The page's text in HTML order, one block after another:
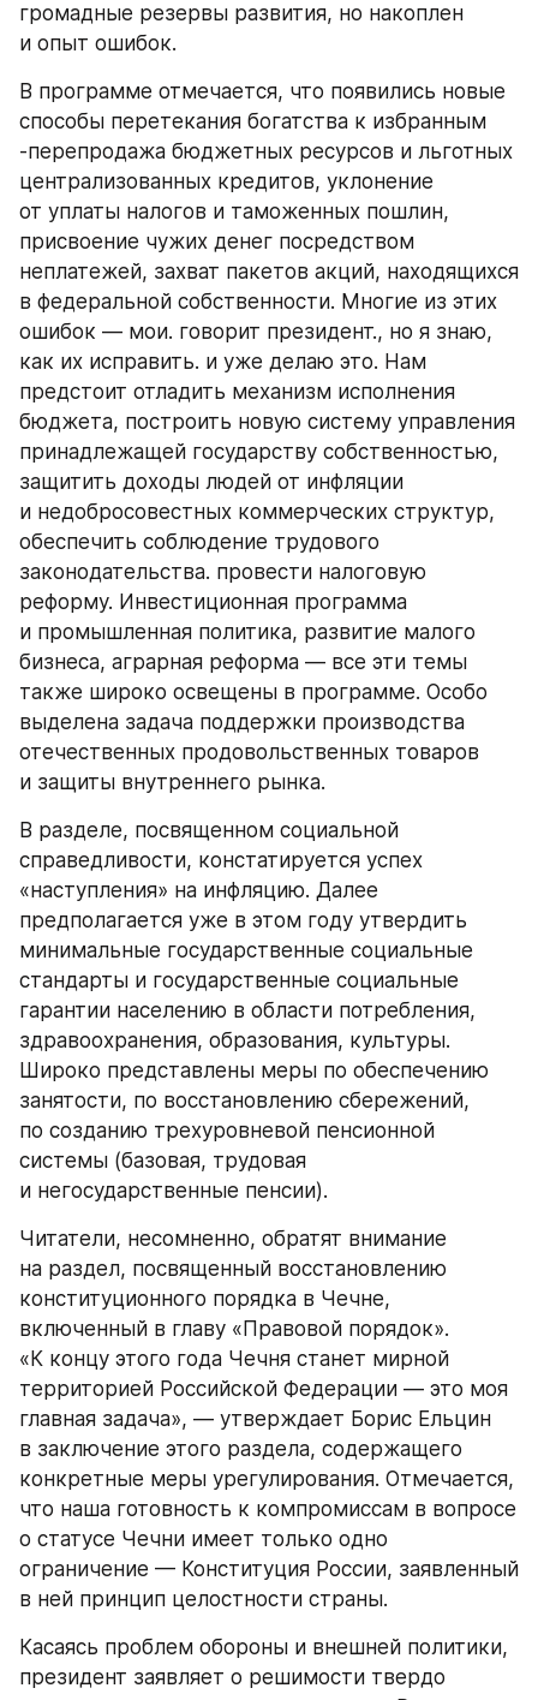
громадные резервы развития, но накоплен
и опыт ошибок.
В программе отмечается, что появились новые
способы перетекания богатства к избранным
-перепродажа бюджетных ресурсов и льготных
централизованных кредитов, уклонение
от уплаты налогов и таможенных пошлин,
присвоение чужих денег посредством
неплатежей, захват пакетов акций, находящихся
в федеральной собственности. Многие из этих
ошибок — мои. говорит президент., но я знаю,
как их исправить. и уже делаю это. Нам
предстоит отладить механизм исполнения
бюджета, построить новую систему управления
принадлежащей государству собственностью,
защитить доходы людей от инфляции
и недобросовестных коммерческих структур,
обеспечить соблюдение трудового
законодательства. провести налоговую
реформу. Инвестиционная программа
и промышленная политика, развитие малого
бизнеса, аграрная реформа — все эти темы
также широко освещены в программе. Особо
выделена задача поддержки производства
отечественных продовольственных товаров
и защиты внутреннего рынка.
В разделе, посвященном социальной
справедливости, констатируется успех
«наступления» на инфляцию. Далее
предполагается уже в этом году утвердить
минимальные государственные социальные
стандарты и государственные социальные
гарантии населению в области потребления,
здравоохранения, образования, культуры.
Широко представлены меры по обеспечению
занятости, по восстановлению сбережений,
по созданию трехуровневой пенсионной
системы (базовая, трудовая
и негосударственные пенсии).
Читатели, несомненно, обратят внимание
на раздел, посвященный восстановлению
конституционного порядка в Чечне,
включенный в главу «Правовой порядок».
«К концу этого года Чечня станет мирной
территорией Российской Федерации — это моя
главная задача», — утверждает Борис Ельцин
в заключение этого раздела, содержащего
конкретные меры урегулирования. Отмечается,
что наша готовность к компромиссам в вопросе
о статусе Чечни имеет только одно
ограничение — Конституция России, заявленный
в ней принцип целостности страны.
Касаясь проблем обороны и внешней политики,
президент заявляет о решимости твердо